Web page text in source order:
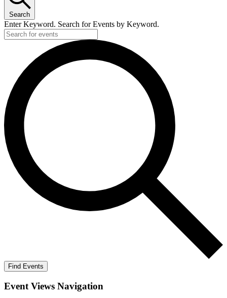
Search
Enter Keyword. Search for Events by Keyword.
Find Events
Event Views Navigation